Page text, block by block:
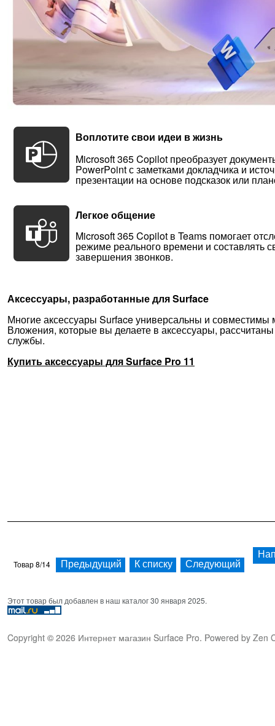
Воплотите свои идеи в жизнь
Microsoft 365 Copilot преобразует
PowerPoint с заметками докладчика и
презентации на основе подсказок или
Легкое общение
Microsoft 365 Copilot в Teams помогает
режиме реального времени и составлять
завершения звонков.
Аксессуары, разработанные для Surface
Многие аксессуары Surface универсальны и
Вложения, которые вы делаете в аксессуары,
службы.
Купить аксессуары для Surface Pro 11
Товар 8/14 Предыдущий К списку Следующий
Этот товар был добавлен в наш каталог 30 января 2025.
Copyright © 2026 Интернет магазин Surface Pro. Powered by Zen